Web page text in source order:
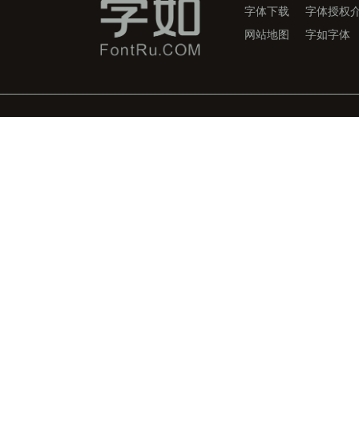
字体下载
字体授权
网站地图
字如字体